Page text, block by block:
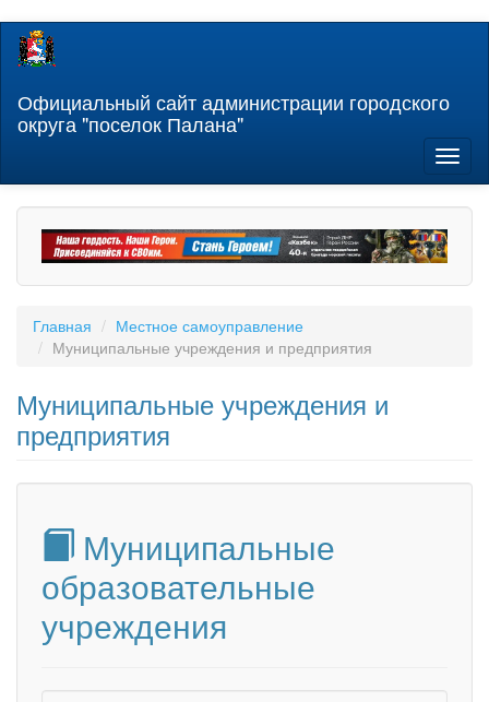
Перейти
содержанию
Официальный сайт администрации городского
округа "поселок Палана"
Главная
Местное самоуправление
Муниципальные учреждения и предприятия
Муниципальные учреждения и
предприятия
Муниципальные
образовательные
учреждения